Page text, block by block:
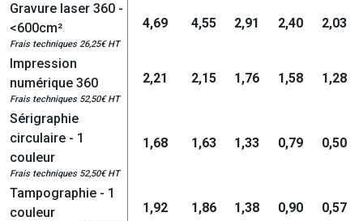
Gravure laser 360 -
<600cm²
Frais techniques 26,25€ HT
4,69 4,55 2,91 2,40 2,03
Impression
numérique 360
Frais techniques 52,50€ HT
2,21 2,15 1,76 1,58 1,28
Sérigraphie
circulaire - 1
couleur
Frais techniques 52,50€ HT
1,68 1,63 1,33 0,79 0,50
Tampographie - 1
couleur
1,92 1,86 1,38 0,90 0,57